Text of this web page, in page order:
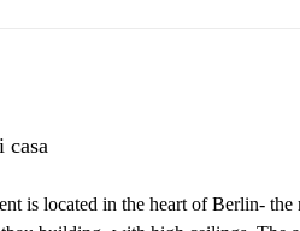
casa
is located in the heart of Berlin- the